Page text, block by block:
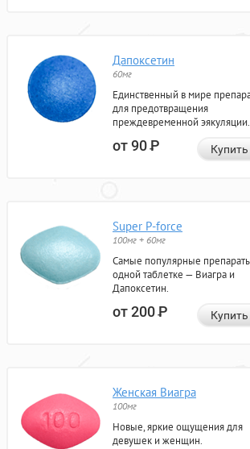
Дапоксетин
60мг
Единственный в мире
для предотвращения
преждевременной эякуляции.
от 90Р Купить
Super P-force
100мг + 60мг
Самые популярные
одной таблетке — Виагра и
Дапоксетин.
от 200Р Купить
Женская Виагра
100мг
Новые, яркие ощущения для
девушек и женщин.